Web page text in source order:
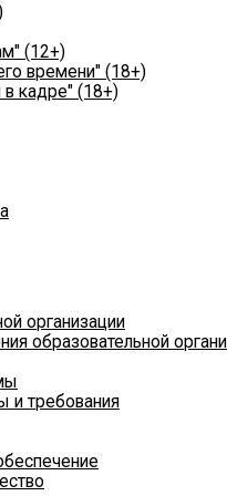
(12+)
времени" (18+)
кадре" (18+)
организации
образовательной
и требования